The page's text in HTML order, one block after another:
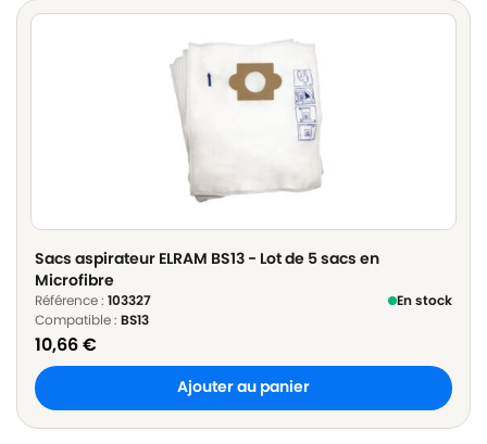
Sacs aspirateur ELRAM BS13 - Lot de 5 sacs en
Microfibre
Référence : 103327
En stock
Compatible : BS13
10,66€
Ajouter au panier